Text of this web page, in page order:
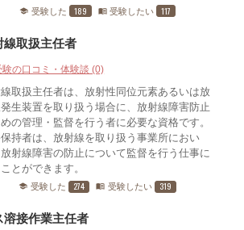
school 受験した 189 menu_book 受験したい 117
線取扱主任者
験の口コミ・体験談 (0)
取扱主任者は、放射性同位元素あるいは放
生装置を取り扱う場合に、放射線障害防止
の管理・監督を行う者に必要な資格です。
持者は、放射線を取り扱う事業所におい
射線障害の防止について監督を行う仕事に
とができます。
school 受験した 274 menu_book 受験したい 319
溶接作業主任者